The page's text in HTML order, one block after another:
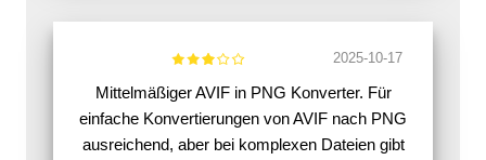
2025-10-17
Mittelmäßiger AVIF in PNG Konverter. Für
einfache Konvertierungen von AVIF nach PNG
ausreichend, aber bei komplexen Dateien gibt